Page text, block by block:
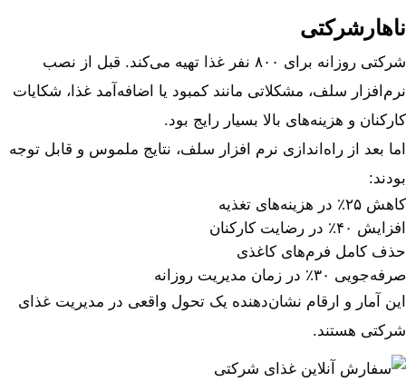
ناهارشرکتی
شرکتی روزانه برای ۸۰۰ نفر غذا تهیه می‌کند. قبل از نصب
نرم‌افزار سلف، مشکلاتی مانند کمبود یا اضافه‌آمد غذا، شکایات
کارکنان و هزینه‌های بالا بسیار رایج بود.
اما بعد از راه‌اندازی نرم ‌افزار سلف، نتایج ملموس و قابل توجه
بودند:
کاهش ۲۵٪ در هزینه‌های تغذیه
افزایش ۴۰٪ در رضایت کارکنان
حذف کامل فرم‌های کاغذی
صرفه‌جویی ۳۰٪ در زمان مدیریت روزانه
این آمار و ارقام نشان‌دهنده یک تحول واقعی در مدیریت غذای
شرکتی هستند.